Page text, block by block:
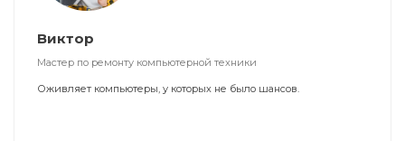
Виктор
Мастер по ремонту компьютерной техники
Оживляет компьютеры, у которых не было шансов.